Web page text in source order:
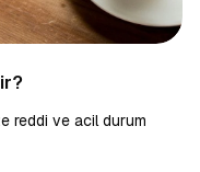
reddi ve acil durum